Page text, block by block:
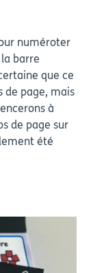
numéroter
barre
que ce
de page, mais
à
de page sur
été